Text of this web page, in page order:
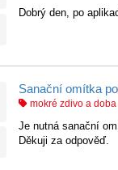
Dobrý den, po
Sanační omítka
mokré zdivo a
Je nutná sanační
Děkuji za odpověď.